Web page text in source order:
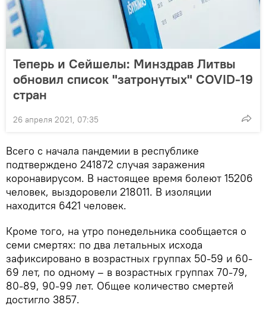
Теперь и Сейшелы: Минздрав Литвы
обновил список "затронутых" COVID-19
стран
26 апреля 2021, 07:35
Всего с начала пандемии в республике
подтверждено 241872 случая заражения
коронавирусом. В настоящее время болеют 15206
человек, выздоровели 218011. В изоляции
находится 6421 человек.
Кроме того, на утро понедельника сообщается о
семи смертях: по два летальных исхода
зафиксировано в возрастных группах 50-59 и 60-
69 лет, по одному – в возрастных группах 70-79,
80-89, 90-99 лет. Общее количество смертей
достигло 3857.